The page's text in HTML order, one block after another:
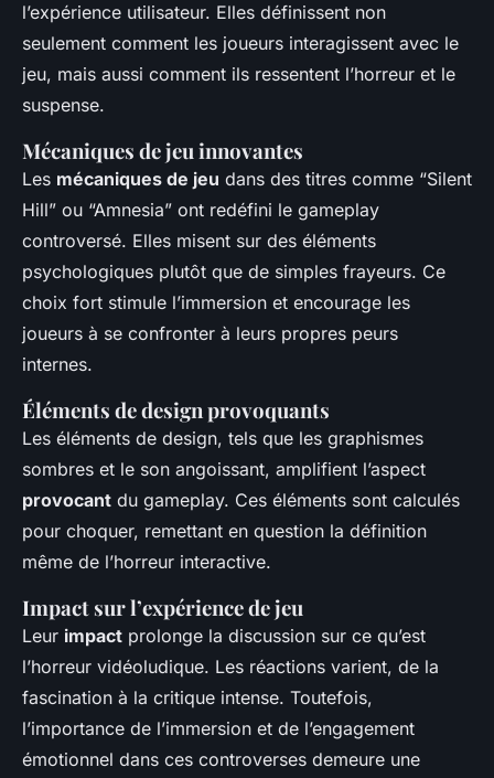
l’expérience utilisateur. Elles définissent non
seulement comment les joueurs interagissent avec le
jeu, mais aussi comment ils ressentent l’horreur et le
suspense.
Mécaniques de jeu innovantes
Les mécaniques de jeu dans des titres comme “Silent
Hill” ou “Amnesia” ont redéfini le gameplay
controversé. Elles misent sur des éléments
psychologiques plutôt que de simples frayeurs. Ce
choix fort stimule l’immersion et encourage les
joueurs à se confronter à leurs propres peurs
internes.
Éléments de design provoquants
Les éléments de design, tels que les graphismes
sombres et le son angoissant, amplifient l’aspect
provocant du gameplay. Ces éléments sont calculés
pour choquer, remettant en question la définition
même de l’horreur interactive.
Impact sur l’expérience de jeu
Leur impact prolonge la discussion sur ce qu’est
l’horreur vidéoludique. Les réactions varient, de la
fascination à la critique intense. Toutefois,
l’importance de l’immersion et de l’engagement
émotionnel dans ces controverses demeure une